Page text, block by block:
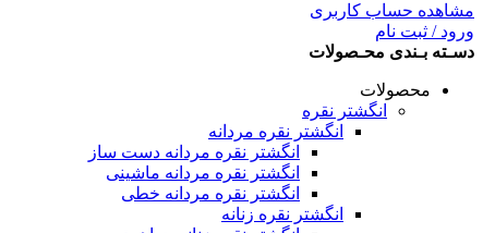
مشاهده حساب کاربری
ورود / ثبت نام
دسـته بـندی محـصولات
محصولات
انگشتر نقره
انگشتر نقره مردانه
انگشتر نقره مردانه دست ساز
انگشتر نقره مردانه ماشینی
انگشتر نقره مردانه خطی
انگشتر نقره زنانه